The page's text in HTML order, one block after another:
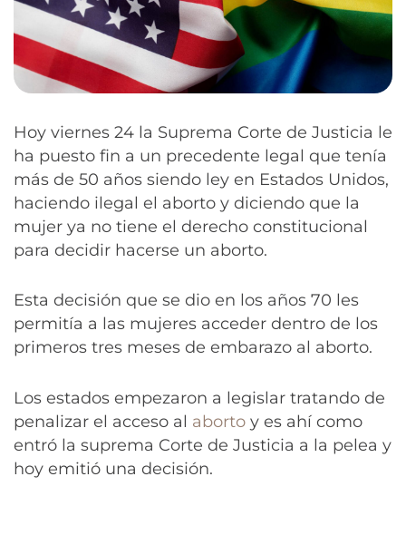
Hoy viernes 24 la Suprema Corte de Justicia le
ha puesto fin a un precedente legal que tenía
más de 50 años siendo ley en Estados Unidos,
haciendo ilegal el aborto y diciendo que la
mujer ya no tiene el derecho constitucional
para decidir hacerse un aborto.
Esta decisión que se dio en los años 70 les
permitía a las mujeres acceder dentro de los
primeros tres meses de embarazo al aborto.
Los estados empezaron a legislar tratando de
penalizar el acceso al aborto y es ahí como
entró la suprema Corte de Justicia a la pelea y
hoy emitió una decisión.